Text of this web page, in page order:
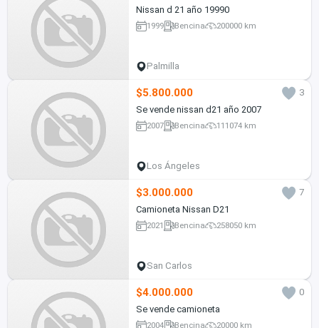
Nissan d 21 año 19990
1999 Bencina 200000 km
Palmilla
$5.800.000
3
Se vende nissan d21 año 2007
2007 Bencina 111074 km
Los Ángeles
$3.000.000
7
Camioneta Nissan D21
2021 Bencina 258050 km
San Carlos
$4.000.000
0
Se vende camioneta
2004 Bencina 20000 km